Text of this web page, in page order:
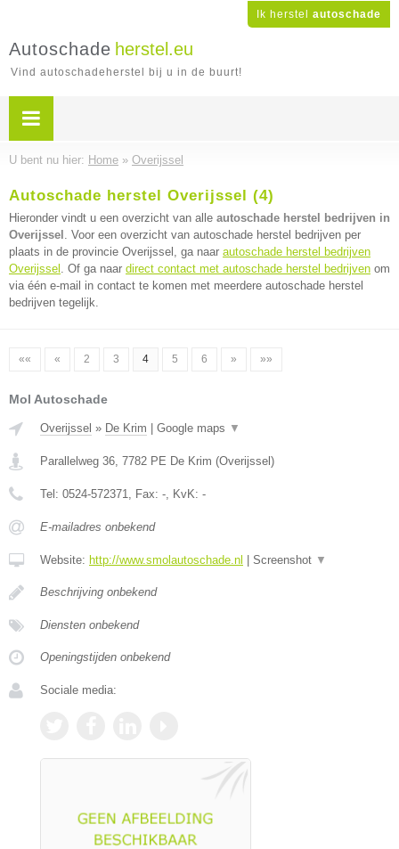
Ik herstel autoschade
Autoschade herstel.eu
Vind autoschadeherstel bij u in de buurt!
U bent nu hier: Home » Overijssel
Autoschade herstel Overijssel (4)
Hieronder vindt u een overzicht van alle autoschade herstel bedrijven in
Overijssel . Voor een overzicht van autoschade herstel bedrijven per
plaats in de provincie Overijssel, ga naar autoschade herstel bedrijven
Overijssel . Of ga naar direct contact met autoschade herstel bedrijven om
via één e-mail in contact te komen met meerdere autoschade herstel
bedrijven tegelijk.
«« « 2 3 4 5 6 » »»
Mol Autoschade
Overijssel » De Krim Google maps ▼
Parallelweg 36, 7782 PE De Krim (Overijssel )
Tel: 0524-572371, Fax: -, KvK: -
E-mailadres onbekend
Website: http://www.smolautoschade.nl Screenshot ▼
Beschrijving onbekend
Diensten onbekend
Openingstijden onbekend
Sociale media: